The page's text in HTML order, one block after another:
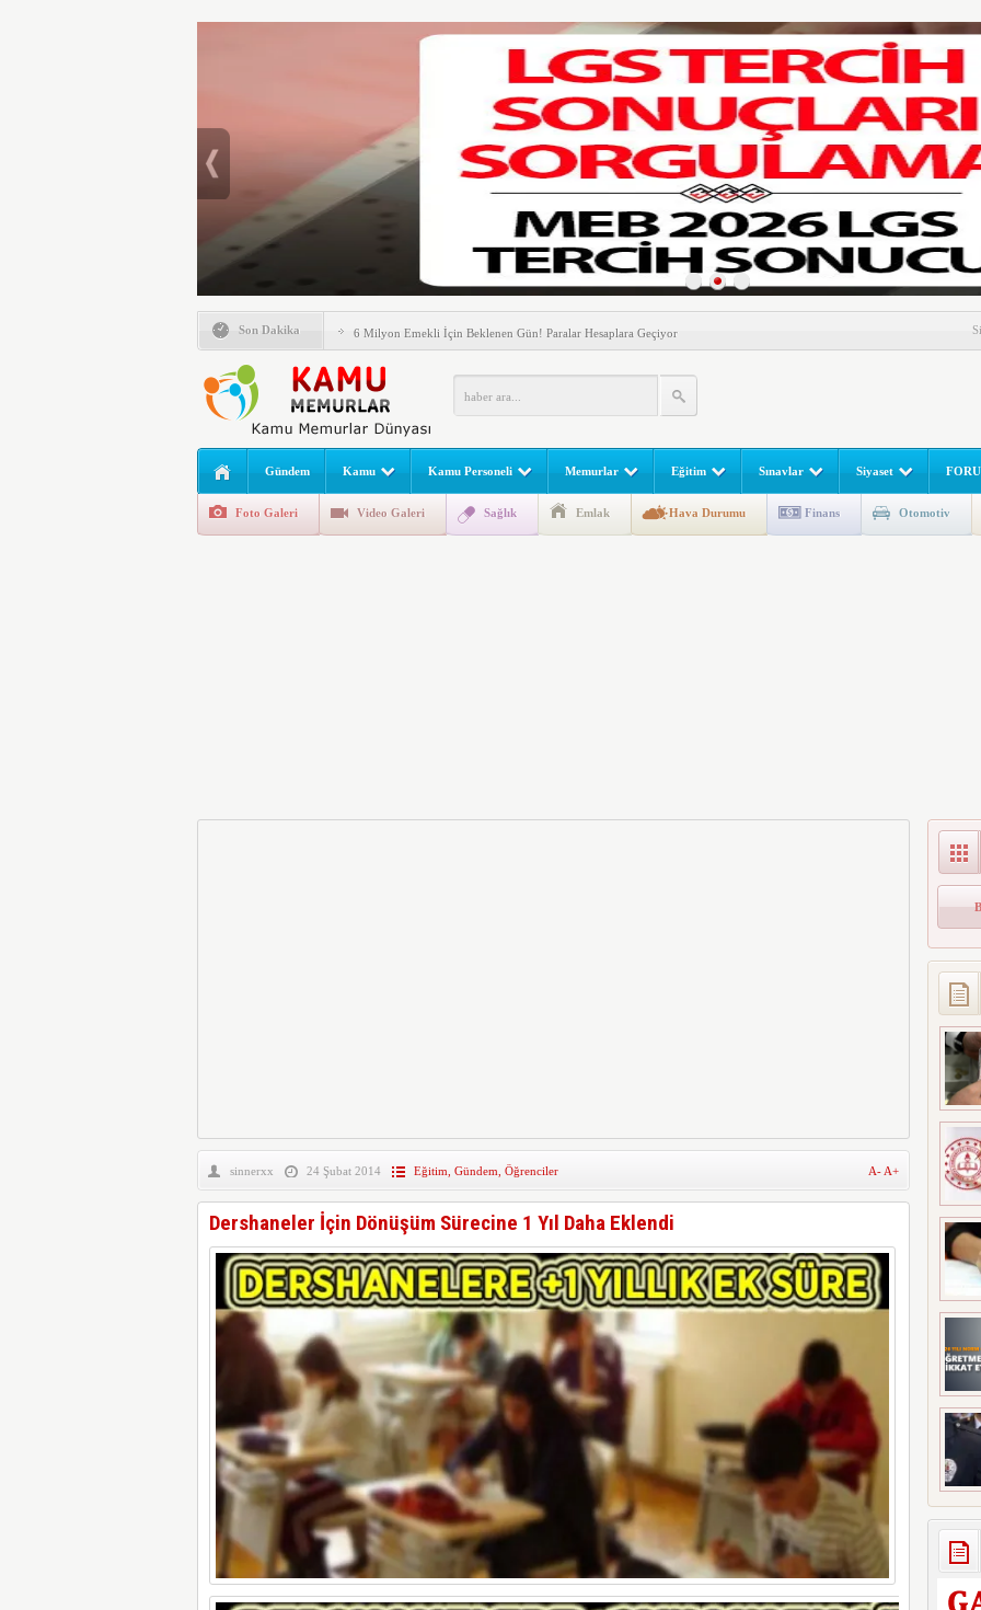
Son Dakika
Emlak Vergisinde Yeni Dönem! Ev Sahipleri Dikkat
6 Milyon Emekli İçin Beklenen Gün! Paralar Hesaplara Geçiyor
LGS Nakil Başvurusu Nasıl Yapılır? e-Okul Adım Adım Rehber (2026)
MEB LGS 2026 SONUÇ SORGULAMA EKRANI! LGS Sınav Sonuçları MEB Tarafından
Açıklandı! Liselere Geçiş Sınavı (LGS) (meb.gov.tr) Sonuç Sorgulama Ekranı
2026 Yılı Norm Güncellemeleri Başladı! Öğretmenler Nelere Dikkat Etmeli?
E-Devlet Unutulan Para Sorgulaması Başladı: Unuttuğunuz Paralar Ortaya Çıkabilir, Mirasçıları
Gündem Kamu Kamu Personeli Memurlar Eğitim Sınavlar Siyaset
Foto Galeri Video Galeri Sağlık Emlak Hava Durumu Finans Otomotiv
sinnerxx 24 Şubat 2014 Eğitim Gündem Öğrenciler A- A+
Dershaneler İçin Dönüşüm Sürecine 1 Yıl Daha Eklendi